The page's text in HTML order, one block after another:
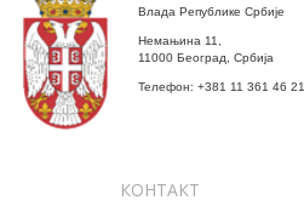
Влада Републике Србије
Немањина 11,
11000 Београд, Србија
Телефон: +381 11 361 46 21
КОНТАКТ